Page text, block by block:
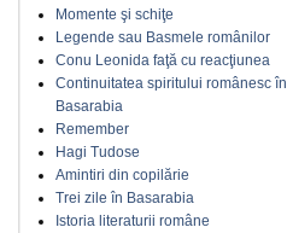
Momente şi schiţe
Legende sau Basmele românilor
Conu Leonida faţă cu reacţiunea
Continuitatea spiritului românesc în
Basarabia
Remember
Hagi Tudose
Amintiri din copilărie
Trei zile în Basarabia
Istoria literaturii române